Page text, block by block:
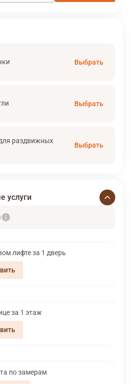
Выбрать
Выбрать
раздвижных
Выбрать
услуги
Подъем на грузовом лифте за 1 дверь
Подъем по лестнице за 1 этаж
по замерам